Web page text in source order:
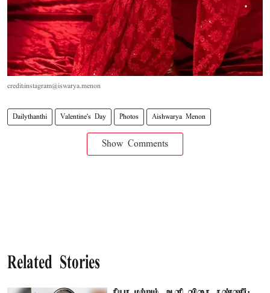
credit:instagram@iswarya.menon
Dailythanthi Valentine's Day Photos Aishwarya Menon
Show Comments
Related Stories